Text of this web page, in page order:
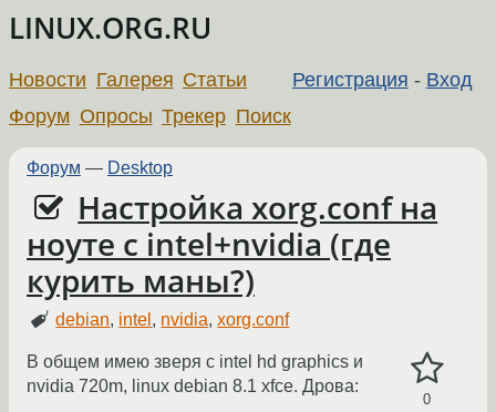
LINUX.ORG.RU
Регистрация - Вход
Новости Галерея Статьи
Форум Опросы Трекер Поиск
Форум — Desktop
Настройка xorg.conf на
ноуте с intel+nvidia (где
курить маны?)
debian, intel , nvidia,xorg.conf
0
В общем имею зверя с intel hd graphics и
nvidia 720m, linux debian 8.1 xfce. Дрова: